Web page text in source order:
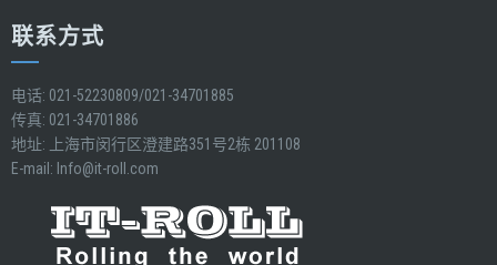
联系方式
电话: 021-52230809/021-34701885
传真: 021-34701886
地址: 上海市闵行区澄建路351号2栋 201108
E-mail: Info@it-roll.com